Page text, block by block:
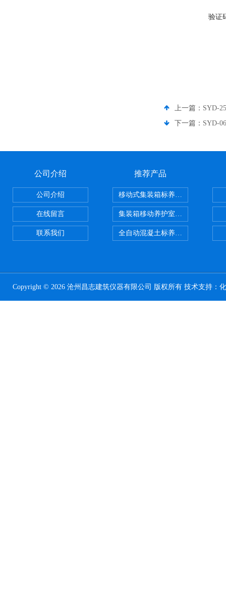
验证
上一篇： SYD-
下一篇： SYD-
公司介绍
公司介绍
在线留言
联系我们
推荐产品
移动式集装箱标养室 养护室设备
集装箱移动养护室 标养室
全自动混凝土标养室恒温恒湿设备
Copyright © 2026 沧州昌志建筑仪器有限公司 版权所有 技术支持：